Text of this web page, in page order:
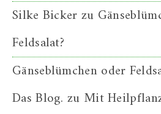
Silke Bickerzu
Feldsalat?
Gänseblümchen oder
Das Blog. zu Mit